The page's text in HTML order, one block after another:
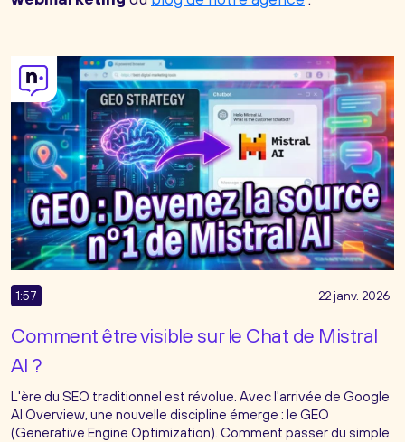
1:57 22 janv. 2026
Comment être visible sur le Chat de Mistral
AI ?
L'ère du SEO traditionnel est révolue. Avec l'arrivée de Google
AI Overview, une nouvelle discipline émerge : le GEO
(Generative Engine Optimization). Comment passer du simple